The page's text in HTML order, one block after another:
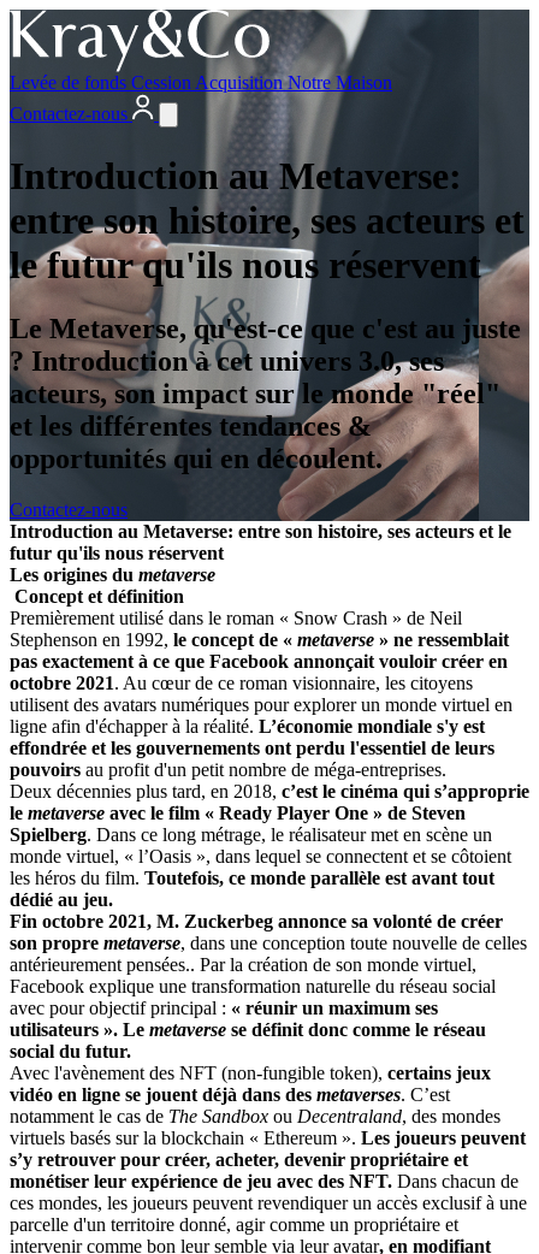
Levée de fonds Cession AcquisitionNotre Maison
Contactez-nous
Introduction au Metaverse:
entre son histoire, ses acteurs et
le futur qu'ils nous réservent
Le Metaverse, qu'est-ce que c'est au juste
? Introduction à cet univers 3.0, ses
acteurs, son impact sur le monde "réel"
et les différentes tendances &
opportunités qui en découlent.
Contactez-nous
Introduction au Metaverse: entre son histoire, ses acteurs et le
futur qu'ils nous réservent
Les origines du metaverse
Concept et définition
Premièrement utilisé dans le roman « Snow Crash » de Neil
Stephenson en 1992, le concept de « metaverse » ne ressemblait
pas exactement à ce que Facebook annonçait vouloir créer en
octobre 2021. Au cœur de ce roman visionnaire, les citoyens
utilisent des avatars numériques pour explorer un monde virtuel en
ligne afin d'échapper à la réalité. L’économie mondiale s'y est
effondrée et les gouvernements ont perdu l'essentiel de leurs
pouvoirs au profit d'un petit nombre de méga-entreprises.
Deux décennies plus tard, en 2018, c’est le cinéma qui s’approprie
le metaverse avec le film « Ready Player One » de Steven
Spielberg. Dans ce long métrage, le réalisateur met en scène un
monde virtuel, « l’Oasis », dans lequel se connectent et se côtoient
les héros du film. Toutefois, ce monde parallèle est avant tout
dédié au jeu.
Fin octobre 2021, M. Zuckerbeg annonce sa volonté de créer
son propre metaverse, dans une conception toute nouvelle de celles
antérieurement pensées.. Par la création de son monde virtuel,
Facebook explique une transformation naturelle du réseau social
avec pour objectif principal : « réunir un maximum ses
utilisateurs ». Le metaverse se définit donc comme le réseau
social du futur.
Avec l'avènement des NFT (non-fungible token), certains jeux
vidéo en ligne se jouent déjà dans des metaverses. C’est
notamment le cas de The Sandbox ou Decentraland, des mondes
virtuels basés sur la blockchain « Ethereum ». Les joueurs peuvent
s’y retrouver pour créer, acheter, devenir propriétaire et
monétiser leur expérience de jeu avec des NFT. Dans chacun de
ces mondes, les joueurs peuvent revendiquer un accès exclusif à une
parcelle d'un territoire donné, agir comme un propriétaire et
intervenir comme bon leur semble via leur avatar, en modifiant